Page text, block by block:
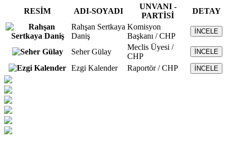
RESİM
ADI-SOYADI
UNVANI -
PARTİSİ
DETAY
Rahşan Sertkaya
Daniş
Komisyon
Başkanı / CHP
İNCELE
Seher Gülay
Meclis Üyesi /
CHP
İNCELE
Ezgi Kalender Raportör / CHP İNCELE